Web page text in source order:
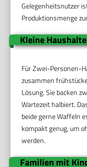
Gelegenheitsnutzer
Produktionsmenge
Kleine
Für Zwei-Personen-
zusammen
Lösung. Sie backen
Wartezeit halbiert.
beide gerne Waffeln
kompakt genug, um
werden.
Familien mit